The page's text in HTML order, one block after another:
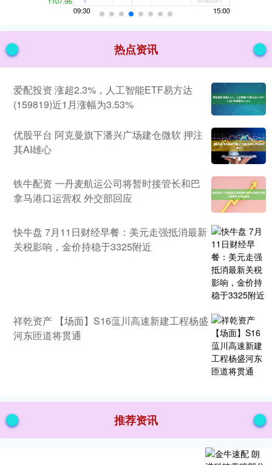
热点资讯
爱配投资 涨超2.3%，人工智能ETF易方达
(159819)近1月涨幅为3.53%
优股平台 阿克曼旗下潘兴广场建仓微软 押注
其AI雄心
铁牛配资 一丹麦航运公司将暂时接管长和巴
拿马港口运营权 外交部回应
快牛盘 7月11日财经早餐：美元走强抵消最新
关税影响，金价持稳于3325附近
祥乾资产 【场面】S16蕰川高速新建工程杨盛
河东匝道将贯通
推荐资讯